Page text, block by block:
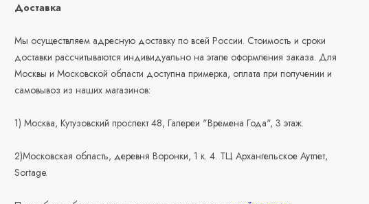
Доставка
Мы осуществляем адресную доставку по всей России. Стоимость и сроки
доставки рассчитываются индивидуально на этапе оформления заказа. Для
Москвы и Московской области доступна примерка, оплата при получении и
самовывоз из наших магазинов:
1) Москва, Кутузовский проспект 48, Галереи "Времена Года", 3 этаж.
2)Московская область, деревня Воронки, 1 к. 4. ТЦ Архангельское Аутлет,
Sortage.